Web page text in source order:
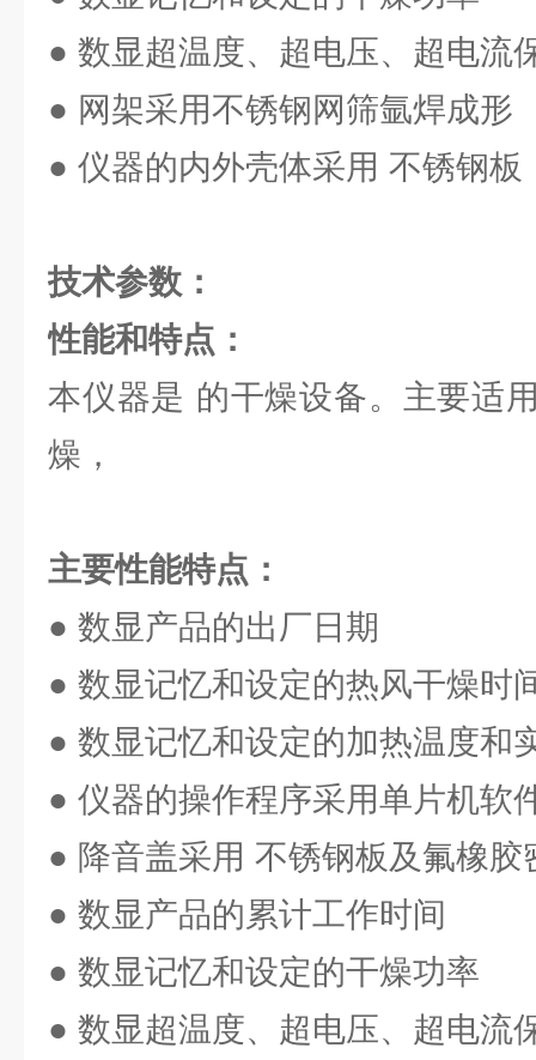
● 数显超温度、超电压、超电流
● 网架采用不锈钢网筛氩焊成形
● 仪器的内外壳体采用 不锈钢板
技术参数：
性能和特点：
本仪器是 的干燥设备。主要适
燥，
主要性能特点：
● 数显产品的出厂日期
● 数显记忆和设定的热风干燥时
● 数显记忆和设定的加热温度和
● 仪器的操作程序采用单片机软
● 降音盖采用 不锈钢板及氟橡胶
● 数显产品的累计工作时间
● 数显记忆和设定的干燥功率
● 数显超温度、超电压、超电流